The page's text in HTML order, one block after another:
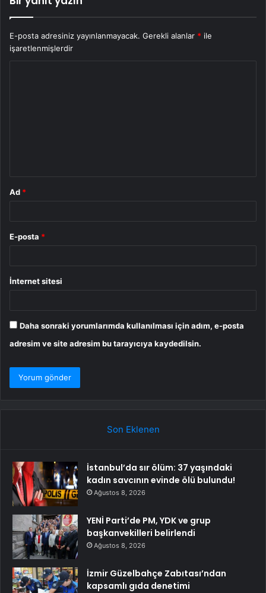
E-posta adresiniz yayınlanmayacak. Gerekli alanlar * ile
işaretlenmişlerdir
Ad *
E-posta *
İnternet sitesi
Daha sonraki yorumlarımda kullanılması için adım, e-posta
adresim ve site adresim bu tarayıcıya kaydedilsin.
Son Eklenen
İstanbul’da sır ölüm: 37 yaşındaki
kadın savcının evinde ölü bulundu!
Ağustos 8, 2026
YENİ Parti’de PM, YDK ve grup
başkanvekilleri belirlendi
Ağustos 8, 2026
İzmir Güzelbahçe Zabıtası’ndan
kapsamlı gıda denetimi